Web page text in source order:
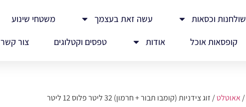
שולחנות וכסאות עשה זאת בעצמך משטחי שינוע
קופסאות אוכל אודות טפסים וקטלוגים צור קשר
/ אאוטלט/ זוג צידניות (קומבו תבור + חרמון) 32 ליטר פלוס 12 ליטר